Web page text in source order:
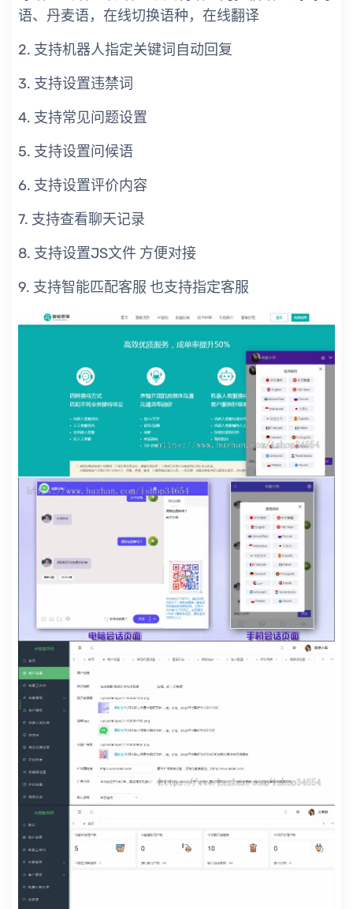
语、丹麦语，在线切换语种，在线翻译
2. 支持机器人指定关键词自动回复
3. 支持设置违禁词
4. 支持常见问题设置
5. 支持设置问候语
6. 支持设置评价内容
7. 支持查看聊天记录
8. 支持设置JS文件 方便对接
9. 支持智能匹配客服 也支持指定客服